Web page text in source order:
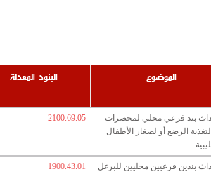
الموضوع البنود المعدلة
بند فرعي محلي لمحضرات
الرضع أو لصغار الأطفال
2100.69.05
بندين فرعيين محليين للبرغل
1900.43.01